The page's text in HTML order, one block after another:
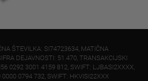
ŠTEVILKA: SI74723634, MATIČNA
DEJAVNOSTI: 51.470, TRANSAKCIJSKI
0292 3001 4159 812, SWIFT: LJBASI2XXXX,
0000 0794 732, SWIFT: HKVISI22XXX